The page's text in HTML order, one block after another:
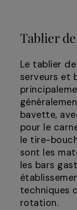
Tablier
Le tablier
serveurs et
bavette,
pour le
le tire-
sont les
les bars
techniques
rotation.